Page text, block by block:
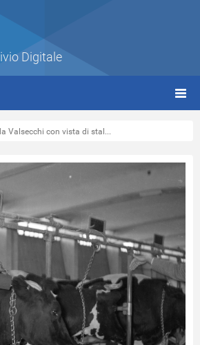
Digitale
Valsecchi con vista di stal...